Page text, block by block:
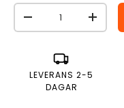
Antal
MINSKA ANTALÖKA
LEVERANS 2-5
DAGAR